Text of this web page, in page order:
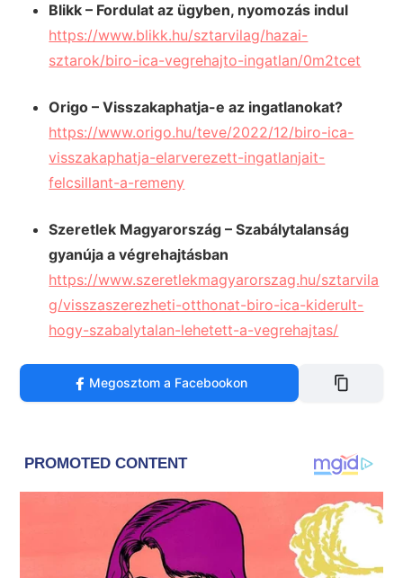
Blikk – Fordulat az ügyben, nyomozás indul
https://www.blikk.hu/sztarvilag/hazai-
sztarok/biro-ica-vegrehajto-ingatlan/0m2tcet
Origo – Visszakaphatja-e az ingatlanokat?
https://www.origo.hu/teve/2022/12/biro-ica-
visszakaphatja-elarverezett-ingatlanjait-
felcsillant-a-remeny
Szeretlek Magyarország – Szabálytalanság
gyanúja a végrehajtásban
https://www.szeretlekmagyarorszag.hu/sztarvila
g/visszaszerezheti-otthonat-biro-ica-kiderult-
hogy-szabalytalan-lehetett-a-vegrehajtas/
Megosztom a Facebookon